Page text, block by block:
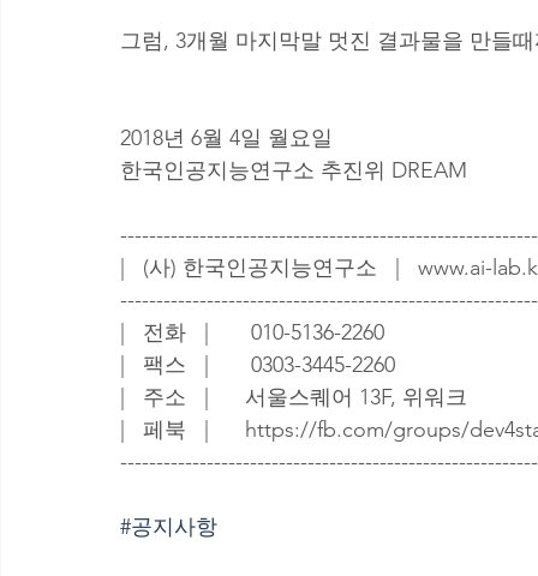
그럼, 3개월 마지막말 멋진 결과물을 만들
2018년 6월 4일 월요일
한국인공지능연구소 추진위 DREAM
|   (사) 한국인공지능연구소   |   www.ai-
|   전화   |       010-5136-2260
|   팩스   |       0303-3445-2260
|   주소   |      서울스퀘어 13F, 위워크
|   페북   |      https://fb.com/groups/
#공지사항